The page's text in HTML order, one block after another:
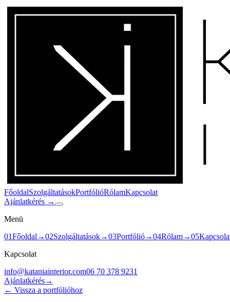
FőoldalSzolgáltatásokPortfólióRólamKapcsolat
Ajánlatkérés →
Menü
01Főoldal →02Szolgáltatások→03Portfólió→04Rólam→05
Kapcsolat
info@kataniainterior.com06 70 378 9231
Ajánlatkérés→
← Vissza a portfólióhoz